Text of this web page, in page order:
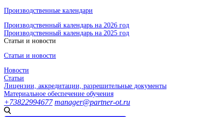
Производственные календари
Производственный календарь на 2026 год
Производственный календарь на 2025 год
Статьи и новости
Статьи и новости
Новости
Статьи
Лицензии, аккредитации, разрешительные документы
Материальное обеспечение обучения
+73822994677 manager@partner-ot.ru